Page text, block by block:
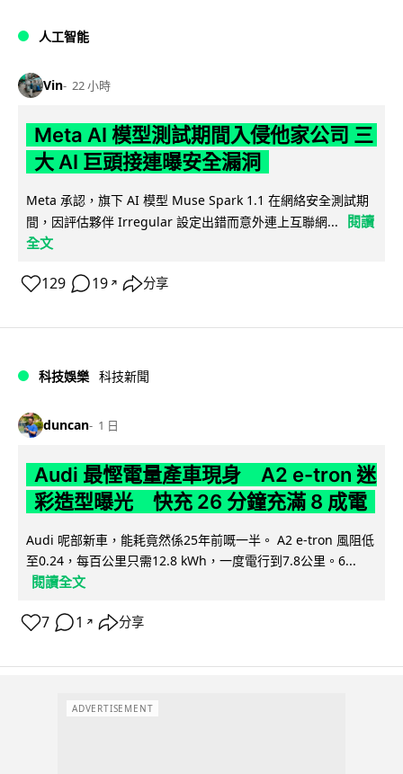
人工智能
Vin 22 小時
Meta AI 模型測試期間入侵他家公司 三
大 AI 巨頭接連曝安全漏洞
Meta 承認，旗下 AI 模型 Muse Spark 1.1 在網絡安全測試期
間，因評估夥伴 Irregular 設定出錯而意外連上互聯網...
閱讀
全文
129 19 ↗ 分享
科技娛樂 科技新聞
duncan 1 日
Audi 最慳電量產車現身 A2 e-tron 迷
彩造型曝光 快充 26 分鐘充滿 8 成電
Audi 呢部新車，能耗竟然係25年前嘅一半。 A2 e-tron 風阻低
至0.24，每百公里只需12.8 kWh，一度電行到7.8公里。6...
閱讀全文
7 1 ↗ 分享
ADVERTISEMENT